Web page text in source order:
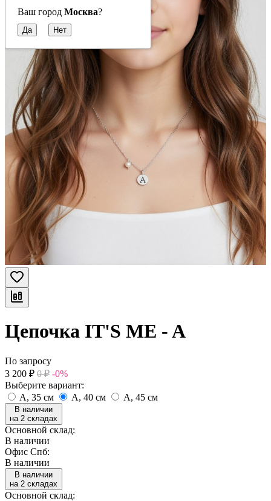
Ваш город Москва?
Цепочка IT'S ME - A
По запросу
3 200 ₽ 0 ₽ -0%
Выберите вариант:
A, 35 см
A, 40 см A, 45 см
В наличии
на 2 складах
Основной склад:
В наличии
Офис Спб:
В наличии
В наличии
на 2 складах
Основной склад: